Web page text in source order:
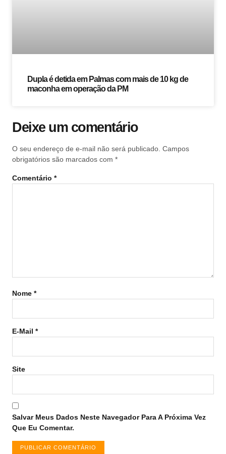
Dupla é detida em Palmas com mais de 10 kg de
maconha em operação da PM
Deixe um comentário
O seu endereço de e-mail não será publicado. Campos
obrigatórios são marcados com *
Comentário *
Nome *
E-Mail *
Site
Salvar Meus Dados Neste Navegador Para A Próxima Vez
Que Eu Comentar.